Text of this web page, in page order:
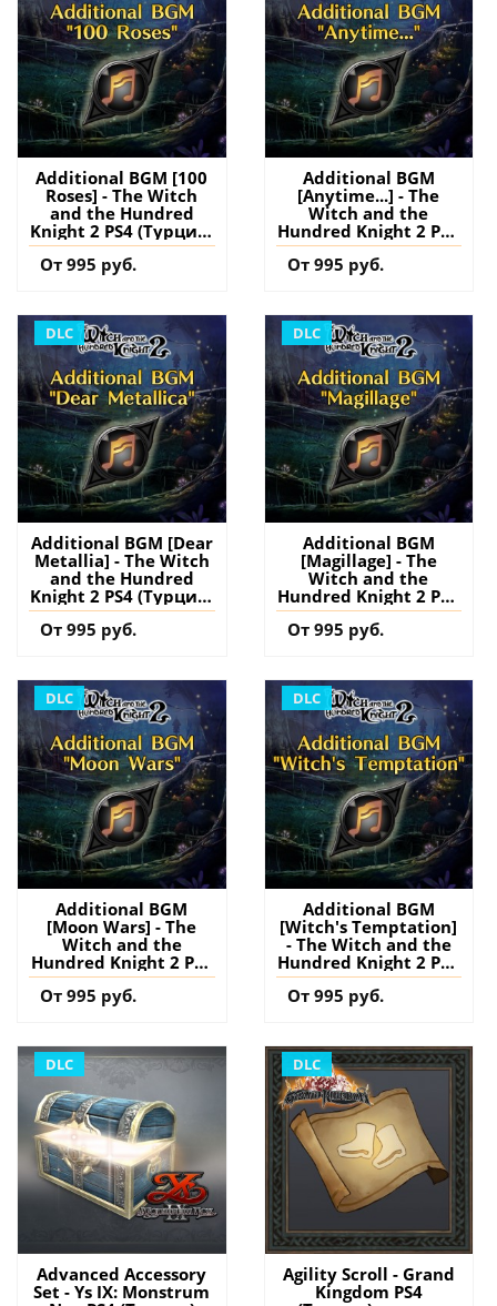
Additional BGM [100
Roses] - The Witch
and the Hundred
Knight 2 PS4 (Турция)
купить дополнение
на аккаунт
От 995 руб.
Additional BGM
[Anytime...] - The
Witch and the
Hundred Knight 2 PS4
(Турция) купить
дополнение на
От 995 руб.
DLC
Additional BGM [Dear
Metallia] - The Witch
and the Hundred
Knight 2 PS4 (Турция)
купить дополнение
на аккаунт
От 995 руб.
DLC
Additional BGM
[Magillage] - The
Witch and the
Hundred Knight 2 PS4
(Турция) купить
дополнение на
От 995 руб.
DLC
Additional BGM
[Moon Wars] - The
Witch and the
Hundred Knight 2 PS4
(Турция) купить
дополнение на
От 995 руб.
DLC
Additional BGM
[Witch's Temptation]
- The Witch and the
Hundred Knight 2 PS4
(Турция) купить
дополнение на
От 995 руб.
DLC
Advanced Accessory
Set - Ys IX: Monstrum
DLC
Agility Scroll - Grand
Kingdom PS4